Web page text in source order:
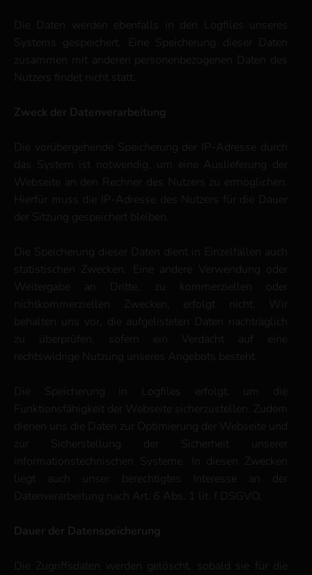
Die Daten werden ebenfalls in den Logfiles unseres
Systems gespeichert. Eine Speicherung dieser Daten
zusammen mit anderen personenbezogenen Daten des
Nutzers findet nicht statt.
Zweck der Datenverarbeitung
Die vorübergehende Speicherung der IP-Adresse durch
das System ist notwendig, um eine Auslieferung der
Webseite an den Rechner des Nutzers zu ermöglichen.
Hierfür muss die IP-Adresse des Nutzers für die Dauer
der Sitzung gespeichert bleiben.
Die Speicherung dieser Daten dient in Einzelfällen auch
statistischen Zwecken. Eine andere Verwendung oder
Weitergabe an Dritte, zu kommerziellen oder
nichtkommerziellen Zwecken, erfolgt nicht. Wir
behalten uns vor, die aufgelisteten Daten nachträglich
zu überprüfen, sofern ein Verdacht auf eine
rechtswidrige Nutzung unseres Angebots besteht.
Die Speicherung in Logfiles erfolgt, um die
Funktionsfähigkeit der Webseite sicherzustellen. Zudem
dienen uns die Daten zur Optimierung der Webseite und
zur Sicherstellung der Sicherheit unserer
informationstechnischen Systeme. In diesen Zwecken
liegt auch unser berechtigtes Interesse an der
Datenverarbeitung nach Art. 6 Abs. 1 lit. f DSGVO.
Dauer der Datenspeicherung
Die Zugriffsdaten werden gelöscht, sobald sie für die